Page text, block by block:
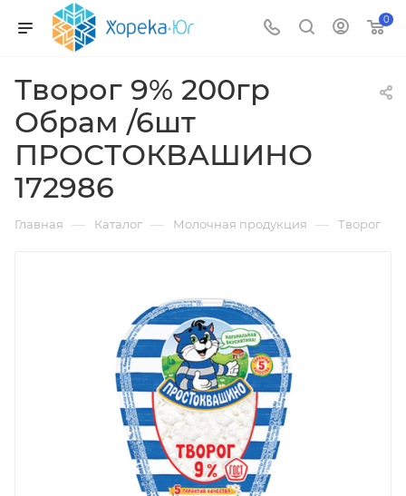
0
Творог 9% 200гр
Обрам /6шт
ПРОСТОКВАШИНО
172986
Главная — Каталог — Молочная продукция — Творог